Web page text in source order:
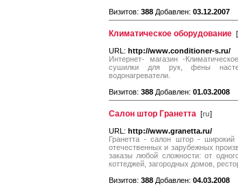
Визитов: 388 Добавлен: 03.12.2007
Климатическое оборудование [
URL: http://www.conditioner-s.ru/
Интернет- магазин -
сушилки для рук, фены
водонагреватели.
Визитов: 388 Добавлен: 01.03.2008
Салон штор Гранетта [ru]
URL: http://www.granetta.ru/
Гранетта - салон штор - широкий
отечественных и зарубежных
заказы любой сложности: от
коттеджей, загородных домов,
Визитов: 388 Добавлен: 04.03.2008